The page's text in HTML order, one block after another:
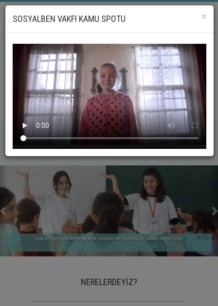
LG
"Çocukları, paylaşmaları ve toplumsal yaşam bilinci kazanmaları yönünde destekliyoruz."
_geri
NERELERDEYİZ?
×
SOSYALBEN VAKFI KAMU SPOTU